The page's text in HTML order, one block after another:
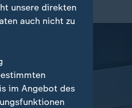
unsere direkten
auch nicht zu
im Angebot des